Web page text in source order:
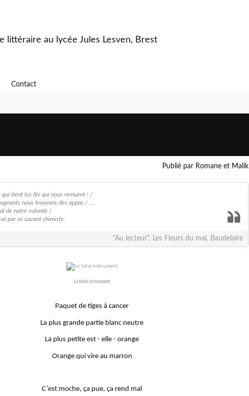
littéraire au lycée Jules Lesven, Brest
Contact
Publié par Romane et Malik
qui tient les fils qui nous remuent ! /
nous trouvons des appas / ...
de notre volonté /
par ce savant chimiste.
"Au lecteur", Les Fleurs du mal, Baudelaire
Le fatal instrument
Paquet de tiges à cancer
La plus grande partie blanc neutre
La plus petite est - elle - orange
Orange qui vire au marron
C’est moche, ça pue, ça rend mal